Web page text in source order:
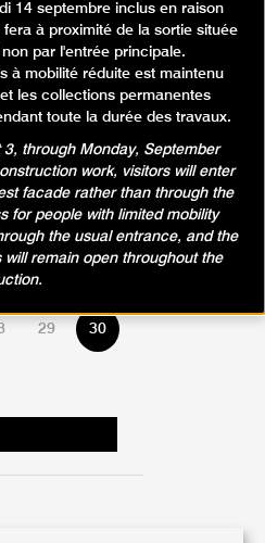
Ve Sa
1 2
8 9
15 16
22
29 30
Mois
suivant
14 septembre inclus en raison
à proximité de la sortie située
par l'entrée principale.
à mobilité réduite est maintenu
les collections permanentes
toute la durée des travaux.
through Monday, September
work, visitors will enter
facade rather than through the
for people with limited mobility
the usual entrance, and the
remain open throughout the